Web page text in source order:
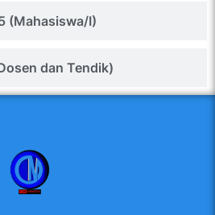
(Mahasiswa/I)
dan Tendik)